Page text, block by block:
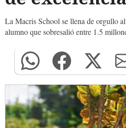
La Macris School se llena de orgullo
alumno que sobresalió entre 1.5